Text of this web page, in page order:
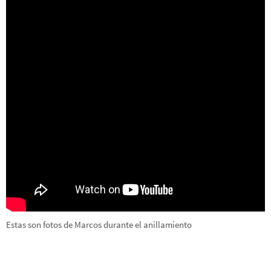
Estas son fotos de Marcos durante el anillamiento